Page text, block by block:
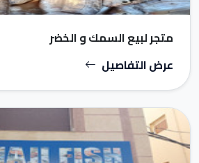
متجر لبيع السمك و الخضر
عرض التفاصيل